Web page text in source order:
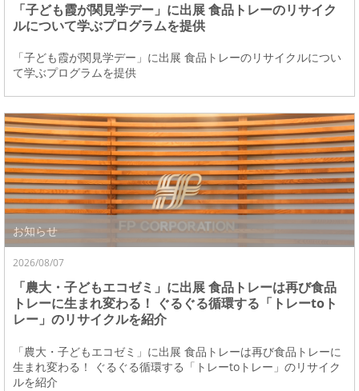
「子ども霞が関見学デー」に出展 食品トレーのリサイク
ルについて学ぶプログラムを提供
「子ども霞が関見学デー」に出展 食品トレーのリサイクルについ
て学ぶプログラムを提供
お知らせ
2026/08/07
「農大・子どもエコゼミ」に出展 食品トレーは再び食品
トレーに生まれ変わる！ ぐるぐる循環する「トレーtoト
レー」のリサイクルを紹介
「農大・子どもエコゼミ」に出展 食品トレーは再び食品トレーに
生まれ変わる！ ぐるぐる循環する「トレーtoトレー」のリサイク
ルを紹介